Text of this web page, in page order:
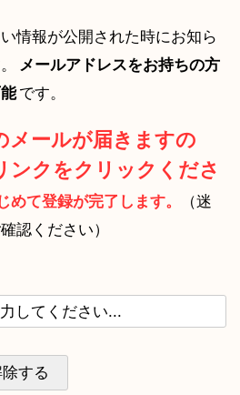
情報が公開された時にお知ら
メールアドレスをお持ちの方
です。
メールが届きますの
ンクをクリックくださ
めて登録が完了します。
（迷
認ください）